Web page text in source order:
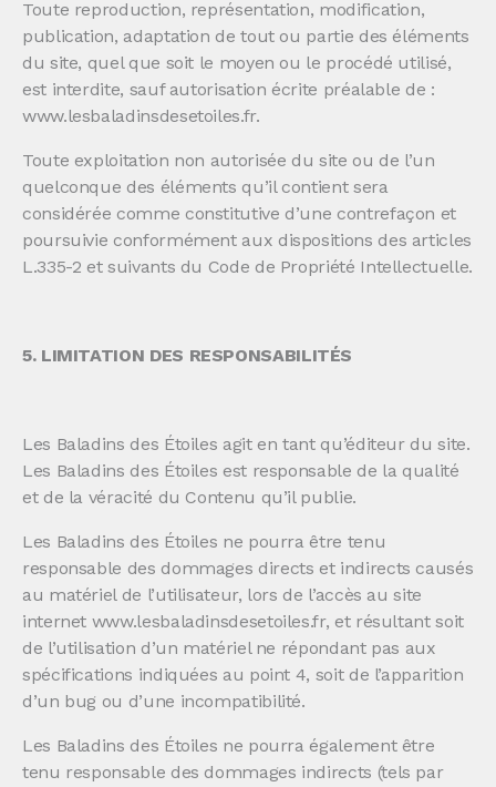
Toute reproduction, représentation, modification,
publication, adaptation de tout ou partie des éléments
du site, quel que soit le moyen ou le procédé utilisé,
est interdite, sauf autorisation écrite préalable de :
www.lesbaladinsdesetoiles.fr.
Toute exploitation non autorisée du site ou de l’un
quelconque des éléments qu’il contient sera
considérée comme constitutive d’une contrefaçon et
poursuivie conformément aux dispositions des articles
L.335-2 et suivants du Code de Propriété Intellectuelle.
5. LIMITATION DES RESPONSABILITÉS
Les Baladins des Étoiles agit en tant qu’éditeur du site.
Les Baladins des Étoiles est responsable de la qualité
et de la véracité du Contenu qu’il publie.
Les Baladins des Étoiles ne pourra être tenu
responsable des dommages directs et indirects causés
au matériel de l’utilisateur, lors de l’accès au site
internet www.lesbaladinsdesetoiles.fr, et résultant soit
de l’utilisation d’un matériel ne répondant pas aux
spécifications indiquées au point 4, soit de l’apparition
d’un bug ou d’une incompatibilité.
Les Baladins des Étoiles ne pourra également être
tenu responsable des dommages indirects (tels par